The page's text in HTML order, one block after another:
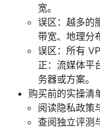
宽。
误区：越多的
带宽、地理分
误区：所有
正：流媒体平
务器或方案。
购买前的实操清
阅读隐私政策
查阅独立评测